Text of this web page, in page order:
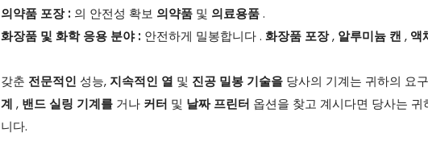
의약품 포장 : 의 안전성 확보 의약품 및 의료용품.
화장품 및 화학 응용 분야 : 안전하게 밀봉합니다 . 화장품 포장, 알루미늄 캔 , 액
갖춘 전문적인 성능, 지속적인 열 및 진공 밀봉 기술을 당사의 기계는 귀하의 요
계 , 밴드 실링 기계를 거나 커터 및 날짜 프린터 옵션을 찾고 계시다면 당사는
니다.